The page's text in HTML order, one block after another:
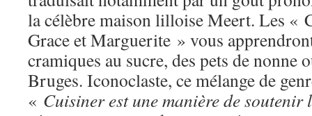
la célèbre maison lilloise Meert. Les «
Grace et Marguerite » vous
cramiques au sucre, des pets de nonne
Bruges. Iconoclaste, ce mélange de
« Cuisiner est une manière de soutenir